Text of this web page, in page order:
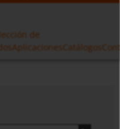
de
Aplicaciones Catálogos